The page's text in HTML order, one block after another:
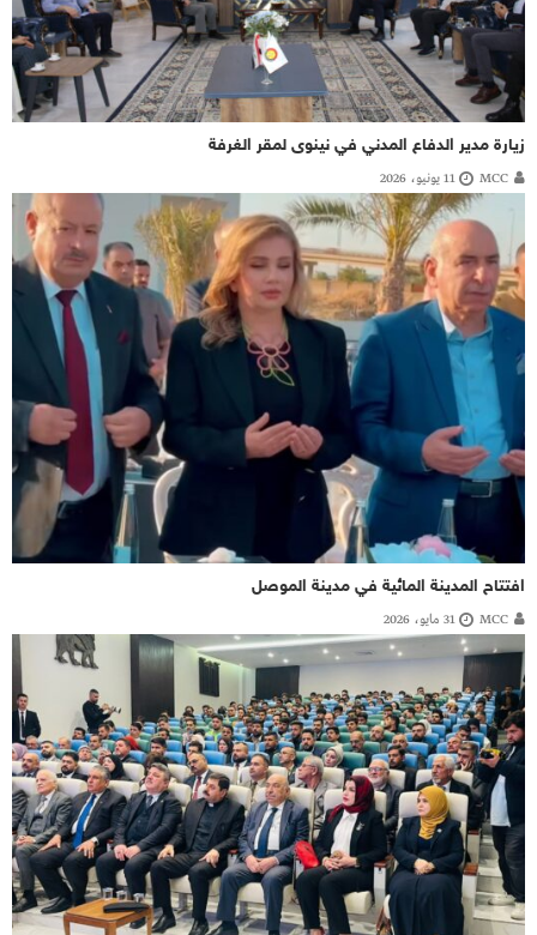
زيارة مدير الدفاع المدني في نينوى لمقر الغرفة
MCC 11 يونيو، 2026
افتتاح المدينة المائية في مدينة الموصل
MCC 31 مايو، 2026